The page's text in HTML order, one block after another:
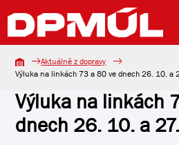
Aktuálně z dopravy
Výluka na linkách 73 a 80 ve dnech 26. 10. a
Výluka na linkách
dnech 26. 10. a